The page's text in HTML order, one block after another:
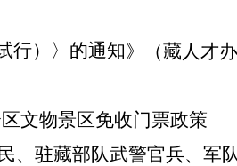
）
〉 的通知》（藏人才
文物景区免收门票政策
、驻藏部队武警官兵、军